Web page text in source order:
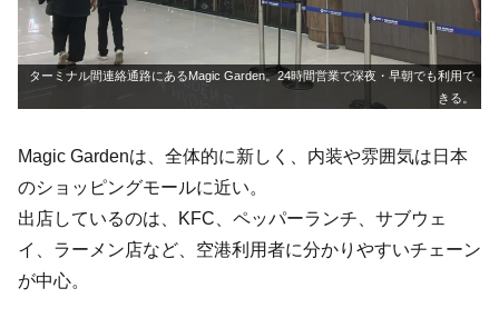
ターミナル間連絡通路にあるMagic Garden。24時間営業で深夜・早朝でも利用で
きる。
Magic Gardenは、全体的に新しく、内装や雰囲気は日本
のショッピングモールに近い。
出店しているのは、KFC、ペッパーランチ、サブウェ
イ、ラーメン店など、空港利用者に分かりやすいチェーン
が中心。